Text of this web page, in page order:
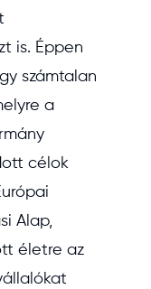
is. Éppen
számtalan
a
célok
Alap,
életre az